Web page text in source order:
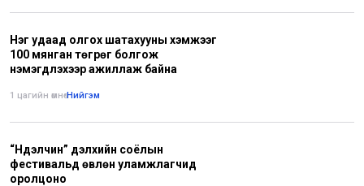
Нэг удаад олгох шатахууны хэмжээг
100 мянган төгрөг болгож
нэмэгдүүлэхээр ажиллаж байна
1 цагийн өмнө•Нийгэм
“Нүүдэлчин” дэлхийн соёлын
фестивальд өвлөн уламжлагчид
оролцоно